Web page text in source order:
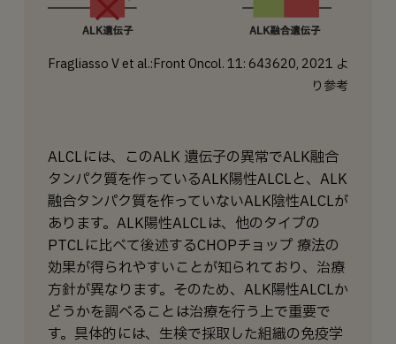
Fragliasso V et al.:Front Oncol. 11: 643620, 2021 よ
り参考
ALCLには、このALK 遺伝子の異常でALK融合
タンパク質を作っているALK陽性ALCLと、ALK
融合タンパク質を作っていないALK陰性ALCLが
あります。ALK陽性ALCLは、他のタイプの
PTCLに比べて後述するCHOPチョップ 療法の
効果が得られやすいことが知られており、治療
方針が異なります。そのため、ALK陽性ALCLか
どうかを調べることは治療を行う上で重要で
す。具体的には、生検で採取した組織の免疫学